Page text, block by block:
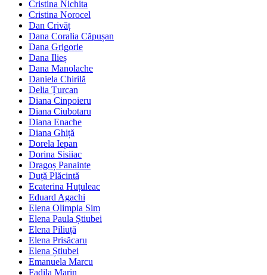
Cristina Nichita
Cristina Norocel
Dan Crivăț
Dana Coralia Căpușan
Dana Grigorie
Dana Ilieș
Dana Manolache
Daniela Chirilă
Delia Țurcan
Diana Cinpoieru
Diana Ciubotaru
Diana Enache
Diana Ghiță
Dorela Iepan
Dorina Sisiiac
Dragoș Panainte
Duță Plăcintă
Ecaterina Huțuleac
Eduard Agachi
Elena Olimpia Sim
Elena Paula Știubei
Elena Piliuță
Elena Prisăcaru
Elena Știubei
Emanuela Marcu
Fadila Marin